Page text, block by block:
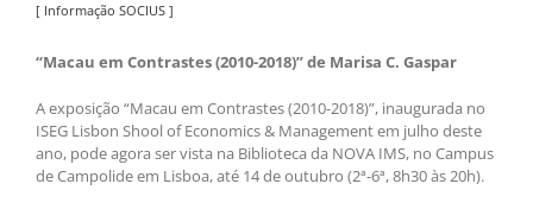
[ Informação SOCIUS ]
“Macau em Contrastes (2010-2018)” de Marisa C. Gaspar
A exposição “Macau em Contrastes (2010-2018)”, inaugurada no
ISEG Lisbon Shool of Economics & Management em julho deste
ano, pode agora ser vista na Biblioteca da NOVA IMS, no Campus
de Campolide em Lisboa, até 14 de outubro (2ª-6ª, 8h30 às 20h).